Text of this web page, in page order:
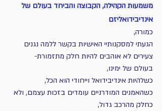
משמעות הקהילה, הקבוצה והביחד בעולם של
אינדיבידואליזם
כמורה,
הגעתי למסקנותיי האישיות בקשר ללמה נגנים
צעירים לא אוהבים להיות חלק מתזמורת-
בעולם של ימינו,
כשלהיות אינדיבידואל וייחודי הוא הכל,
כשהאמנים המודרניים עומדים בזכות עצמם, ולא
כחלק מהרכב גדול,